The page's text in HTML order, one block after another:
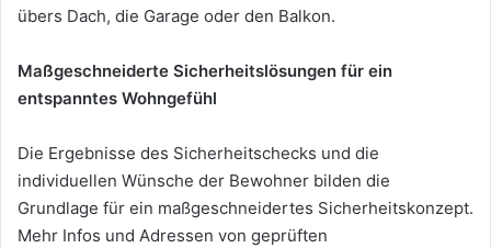
übers Dach, die Garage oder den Balkon.
Maßgeschneiderte Sicherheitslösungen für ein
entspanntes Wohngefühl
Die Ergebnisse des Sicherheitschecks und die
individuellen Wünsche der Bewohner bilden die
Grundlage für ein maßgeschneidertes Sicherheitskonzept.
Mehr Infos und Adressen von geprüften